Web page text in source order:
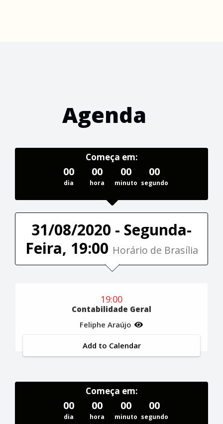
Agenda
Começa em:
00
dia
00
hora
00
minuto
00
segundo
31/08/2020 - Segunda-
Feira, 19:00 Horário de Brasília
19:00
Contabilidade Geral
Feliphe Araújo
Add to Calendar
Começa em:
00
dia
00
hora
00
minuto
00
segundo